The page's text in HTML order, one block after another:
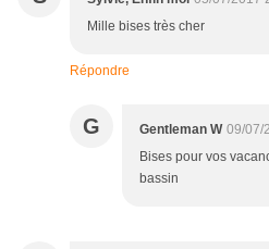
Mille bises très cher
Répondre
G Gentleman W 09/07/
Bises pour vos
bassin